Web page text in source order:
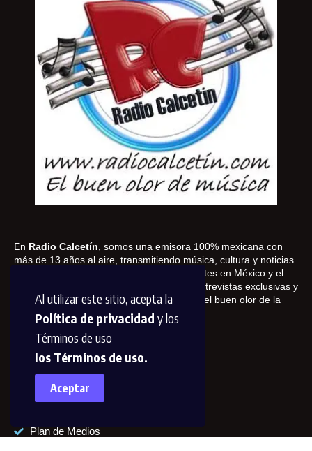
Al utilizar este sitio, acepta la
Política de privacidad y los
Términos de uso
los Términos de uso.
Aceptar
En Radio Calcetín , somos una emisora 100% mexicana con
más de 13 años al aire, transmitiendo música, cultura y noticias
a través de internet. Conectamos con oyentes en México y el
mundo, ofreciendo contenido innovador, entrevistas exclusivas y
cobertura de los mejores eventos. ¡Somos el buen olor de la
música!
Información Adicional
Conócenos
Plan de Medios